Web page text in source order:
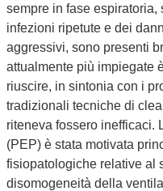
sempre in fase
infezioni ripetute e dei
aggressivi, sono presenti
attualmente più impiegate
riuscire, in sintonia con i
tradizionali tecniche di
riteneva fossero inefficaci.
(PEP) è stata motivata
fisiopatologiche relative al
disomogeneità della